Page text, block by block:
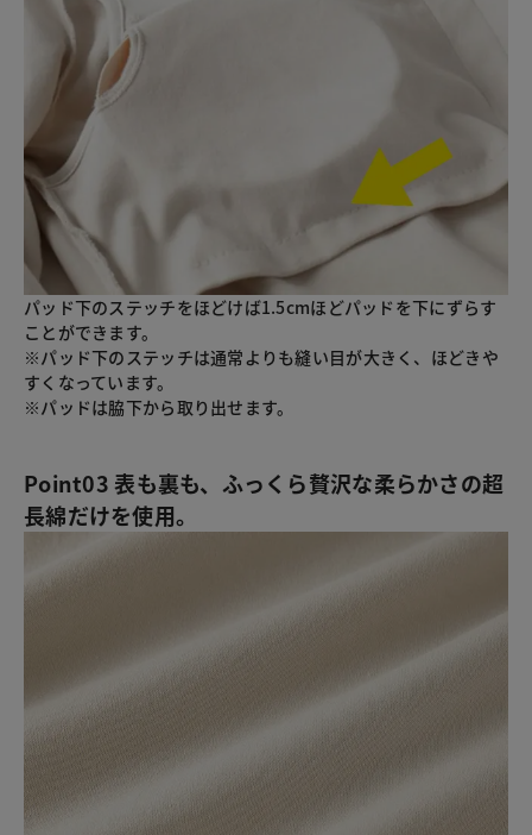
パッド下のステッチをほどけば1.5cmほどパッドを下にずらす
ことができます。
※パッド下のステッチは通常よりも縫い目が大きく、ほどきや
すくなっています。
※パッドは脇下から取り出せます。
Point03 表も裏も、ふっくら贅沢な柔らかさの超
長綿だけを使用。